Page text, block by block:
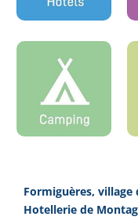
Formiguères, village
Hotellerie de